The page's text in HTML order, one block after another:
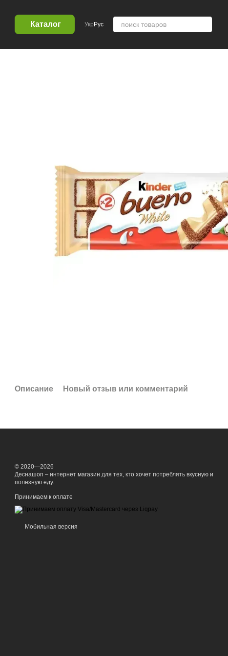
Каталог Укр Рус
Описание Новый отзыв или комментарий
© 2020—2026
Деснашоп – интернет магазин для тех, кто хочет потреблять вкусную и
полезную еду.
Принимаем к оплате
Мобильная версия